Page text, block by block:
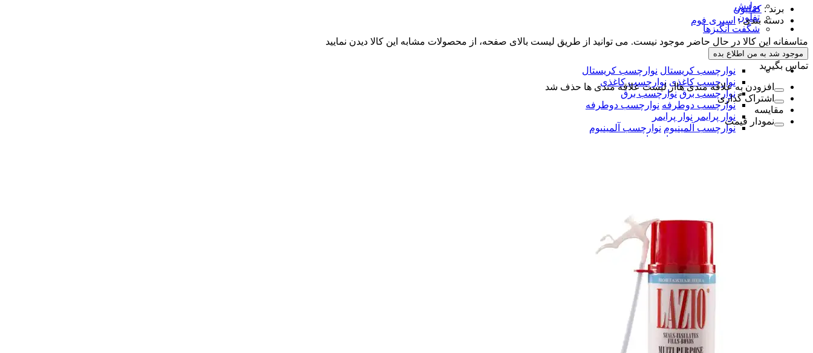
پولیش
تفلون
شگفت انگیزها
نوارچسب کریستال نوارچسب کریستال
نوارچسب کاغذی نوارچسب کاغذی
نوارچسب برق نوارچسب برق
نوارچسب دوطرفه نوارچسب دوطرفه
نوار پرایمر نوار پرایمر
نوارچسب آلمینیوم نوارچسب آلمینیوم
همه دسته بندی های نوار چسب
برند: کملیون
دسته بندی: اسپری فوم
متاسفانه این کالا در حال حاضر موجود نیست. می توانید از طریق لیست بالای صفحه، از محصولات مشابه این کالا دیدن نمایید
موجود شد به من اطلاع بده
تماس بگیرید
افزودن به علاقه مندی هااز لیست علاقه مندی ها حذف شد
اشتراک گذاری
مقایسه
نمودار قیمت